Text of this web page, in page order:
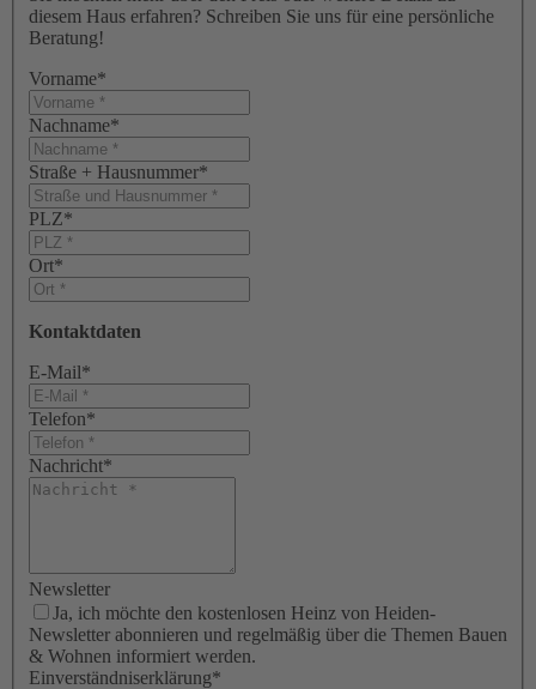
diesem Haus erfahren? Schreiben Sie uns für eine persönliche
Beratung!
Vorname*
Nachname*
Straße + Hausnummer*
PLZ*
Ort*
Kontaktdaten
E-Mail*
Telefon*
Nachricht*
Newsletter
Ja, ich möchte den kostenlosen Heinz von Heiden-
Newsletter abonnieren und regelmäßig über die Themen Bauen
& Wohnen informiert werden.
Einverständniserklärung*